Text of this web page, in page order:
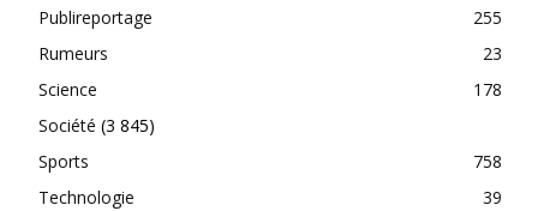
Publireportage
255
Rumeurs
23
Science
178
Société (3 845)
Sports
758
Technologie
39